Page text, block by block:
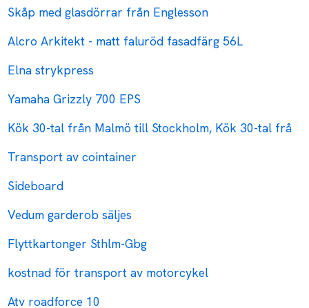
Skåp med glasdörrar från Englesson
Alcro Arkitekt - matt faluröd fasadfärg 56L
Elna strykpress
Yamaha Grizzly 700 EPS
Kök 30-tal från Malmö till Stockholm, Kök 30-tal frå
Transport av cointainer
Sideboard
Vedum garderob säljes
Flyttkartonger Sthlm-Gbg
kostnad för transport av motorcykel
Atv roadforce 10